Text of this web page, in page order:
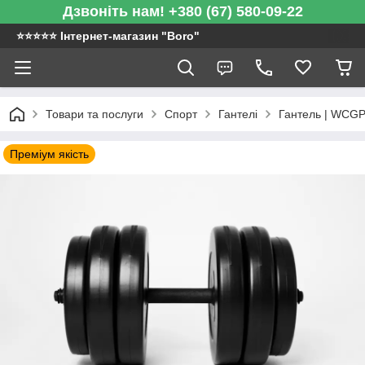
Дзвоніть нам! +380 (67) 580-09-22
⭐️⭐️⭐️⭐️⭐️ Інтернет-магазин "Boro"
Товари та послуги Спорт Гантелі Гантель |
Преміум якість